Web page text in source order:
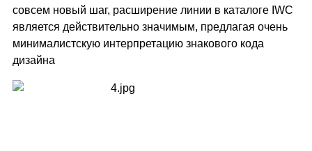
совсем новый шаг, расширение линии в каталоге IWC
является действительно значимым, предлагая очень
минималистскую интерпретацию знакового кода
дизайна